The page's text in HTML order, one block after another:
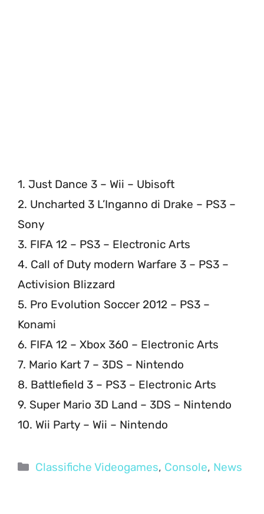
1. Just Dance 3 – Wii – Ubisoft
2. Uncharted 3 L’Inganno di Drake – PS3 –
Sony
3. FIFA 12 – PS3 – Electronic Arts
4. Call of Duty modern Warfare 3 – PS3 –
Activision Blizzard
5. Pro Evolution Soccer 2012 – PS3 –
Konami
6. FIFA 12 – Xbox 360 – Electronic Arts
7. Mario Kart 7 – 3DS – Nintendo
8. Battlefield 3 – PS3 – Electronic Arts
9. Super Mario 3D Land – 3DS – Nintendo
10. Wii Party – Wii – Nintendo
Categorie
Classifiche Videogames, Console, News